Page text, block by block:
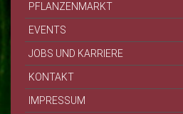
PFLANZENMARKT
EVENTS
JOBS UND KARRIERE
KONTAKT
IMPRESSUM